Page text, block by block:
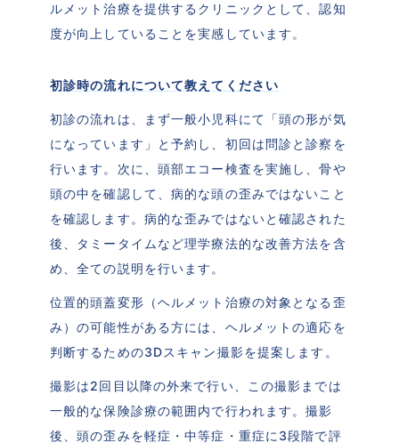
ルメット治療を提供するクリニックとして、認知
度が向上していることを実感しています。
初診時の流れについて教えてください
初診の流れは、まず一般小児科にて「頭の形が気
になっています」と予約し、初回は問診と診察を
行います。次に、頭部エコー検査を実施し、骨や
頭の中を確認して、病的な頭の歪みではないこと
を確認します。病的な歪みではないと確認された
後、タミータイムなど理学療法的な改善方法を含
め、全ての説明を行います。
位置的頭蓋変形（ヘルメット治療の対象となる歪
み）の可能性がある方には、ヘルメットの適応を
判断するための3Dスキャン撮影を提案します。
撮影は2回目以降の外来で行い、この撮影までは
一般的な保険診療の範囲内で行われます。撮影
後、頭の歪みを軽症・中等症・重症に3段階で評